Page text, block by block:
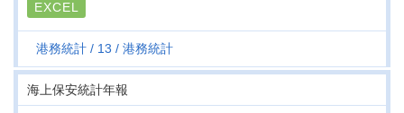
EXCEL
港務統計 13 港務統計
海上保安統計年報